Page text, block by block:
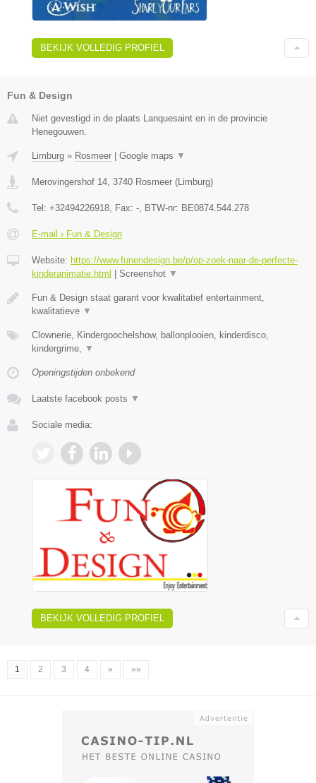
BEKIJK VOLLEDIG PROFIEL
Fun & Design
Niet gevestigd in de plaats Lanquesaint en in de provincie
Henegouwen.
Limburg » Rosmeer | Google maps ▼
Merovingershof 14 3740 Rosmeer (Limburg)
Tel: +32494226918 , Fax: - , BTW-nr: BE0874.544.278
E-mail › Fun & Design
Website: https://www.funendesign.be/p/op-zoek-naar-de-perfecte-
kinderanimatie.html | Screenshot ▼
Fun & Design staat garant voor kwalitatief entertainment,
kwalitatieve ▼
Clownerie, Kindergoochelshow, ballonplooien, kinderdisco,
kindergrime,
▼
Openingstijden onbekend
Laatste facebook posts ▼
Sociale media:
BEKIJK VOLLEDIG PROFIEL
1 2 3 4 » »»